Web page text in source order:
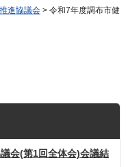
進協議会 > 令和7年度調布市健
会(第1回全体会)会議結